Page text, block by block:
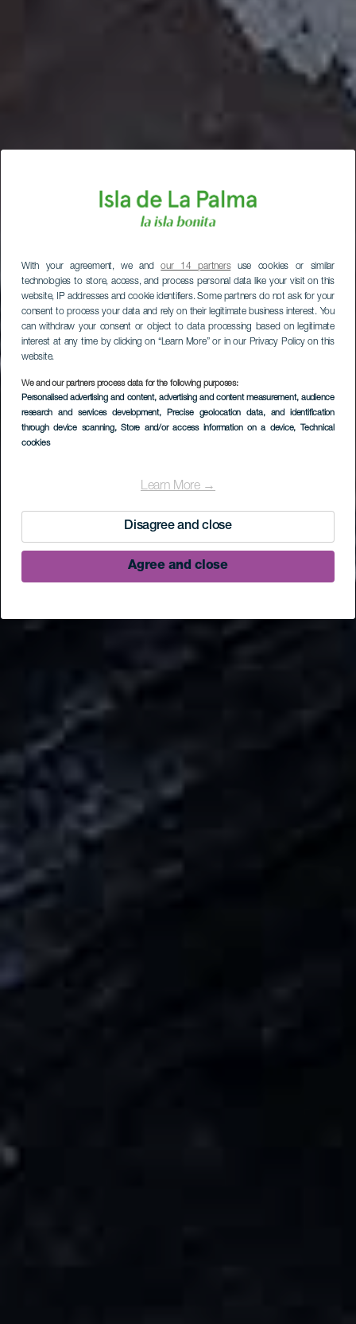
With your agreement, we andour 14 partnersuse cookies or similar
technologies to store, access, and process personal data like your visit on this
website, IP addresses and cookie identifiers. Some partners do not ask for your
consent to process your data and rely on their legitimate business interest. You
can withdraw your consent or object to data processing based on legitimate
interest at any time by clicking on “Learn More” or in our Privacy Policy on this
website.
We and our partners process data for the following purposes:
Personalised advertising and content, advertising and content measurement, audience
research and services development, Precise geolocation data, and identification
through device scanning, Store and/or access information on a device, Technical
cookies
Learn More →
Disagree and close
Agree and close